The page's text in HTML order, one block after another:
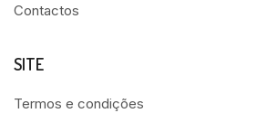
Contactos
SITE
Termos e condições